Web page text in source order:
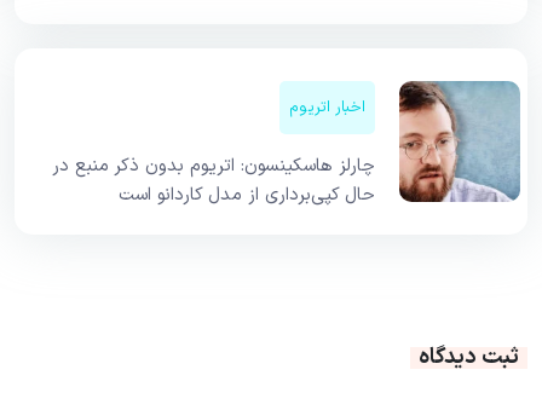
اخبار اتریوم
چارلز هاسکینسون: اتریوم بدون ذکر منبع در
حال کپی‌برداری از مدل کاردانو است
ثبت دیدگاه